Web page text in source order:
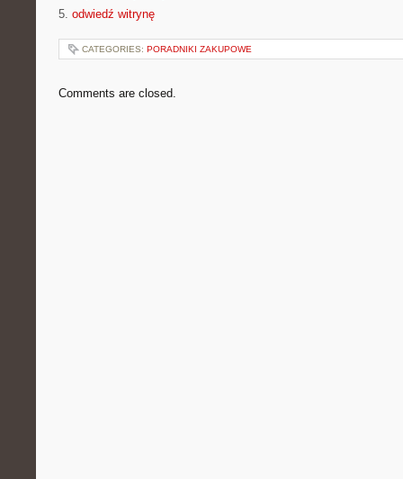
5. odwiedź witrynę
CATEGORIES: PORADNIKI ZAKUPOWE
Comments are closed.